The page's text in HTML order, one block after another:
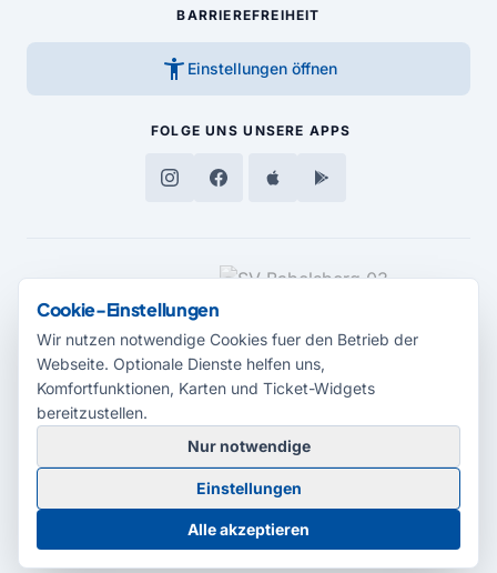
BARRIEREFREIHEIT
accessibility_new Einstellungen öffnen
FOLGE UNS UNSERE APPS
MEDIENPARTNER
© 2026 Radio Potsdam. Webseite entwickelt durch dieMedienagentur
Babelsberg
BarrierefreiheitserklärungAGBDatenschutzImpressum
Cookie-Einstellungen
Cookie-Einstellungen
Wir nutzen notwendige Cookies fuer den Betrieb der
Webseite. Optionale Dienste helfen uns,
Komfortfunktionen, Karten und Ticket-Widgets
bereitzustellen.
Nur notwendige
Einstellungen
Alle akzeptieren